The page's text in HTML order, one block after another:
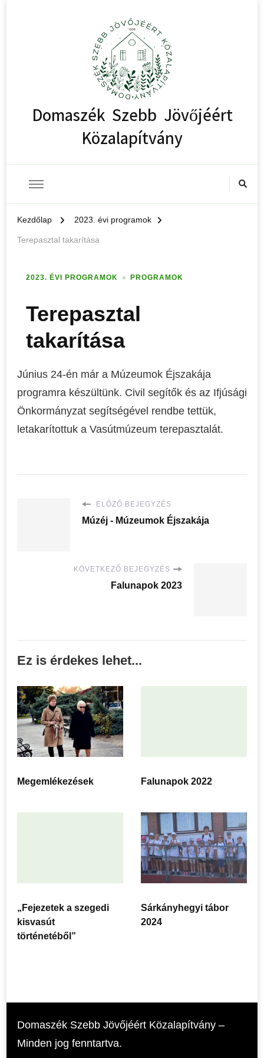
Domaszék Szebb Jövőjéért
Közalapítvány
Kezdőlap 2023. évi programok
Terepasztal takarítása
2023. ÉVI PROGRAMOK PROGRAMOK
Terepasztal
takarítása
Június 24-én már a Múzeumok Éjszakája
programra készültünk. Civil segítők és az Ifjúsági
Önkormányzat segítségével rendbe tettük,
letakarítottuk a Vasútmúzeum terepasztalát.
ELŐZŐ BEJEGYZÉS
Múzéj - Múzeumok Éjszakája
KÖVETKEZŐ BEJEGYZÉS
Falunapok 2023
Ez is érdekes lehet...
Megemlékezések Falunapok 2022
„Fejezetek a szegedi
kisvasút
történetéből”
Sárkányhegyi tábor
2024
Domaszék Szebb Jövőjéért Közalapítvány –
Minden jog fenntartva.